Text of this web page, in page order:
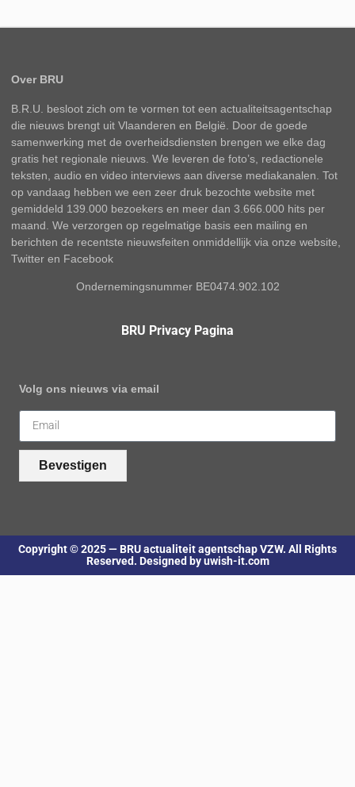
Over BRU
B.R.U. besloot zich om te vormen tot een actualiteitsagentschap
die nieuws brengt uit Vlaanderen en België. Door de goede
samenwerking met de overheidsdiensten brengen we elke dag
gratis het regionale nieuws. We leveren de foto’s, redactionele
teksten, audio en video interviews aan diverse mediakanalen. Tot
op vandaag hebben we een zeer druk bezochte website met
gemiddeld 139.000 bezoekers en meer dan 3.666.000 hits per
maand. We verzorgen op regelmatige basis een mailing en
berichten de recentste nieuwsfeiten onmiddellijk via onze website,
Twitter en Facebook
Ondernemingsnummer BE0474.902.102
BRU Privacy Pagina
Volg ons nieuws via email
Bevestigen
Copyright © 2025 — BRU actualiteit agentschap VZW. All Rights
Reserved. Designed by uwish-it.com